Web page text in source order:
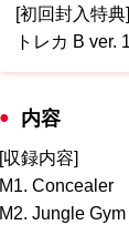
[初回封入特典]
トレカ B
内容
[収録内容]
M1. Concealer
M2. Jungle